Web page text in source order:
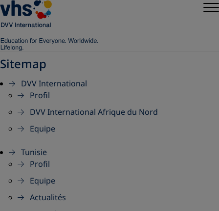
Sitemap
DVV International
Profil
DVV International Afrique du Nord
Equipe
Tunisie
Profil
Equipe
Actualités